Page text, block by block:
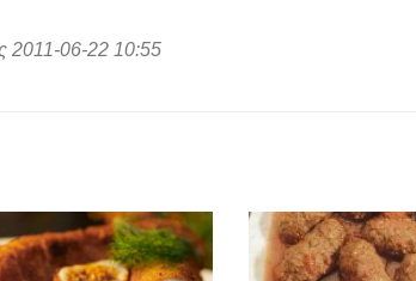
2011-06-22 10:55